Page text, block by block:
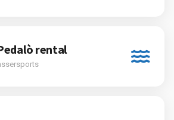
rental